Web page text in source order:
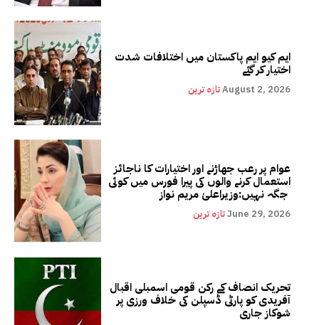
ایم کیو ایم پاکستان میں اختلافات شدت
اختیار کر گئے
تازہ ترینAugust 2, 2026
عوام پر رعب جھاڑنے اور اختیارات کا ناجائز
استعمال کرنے والوں کی پیرا فورس میں کوئی
تازہ ترینJune 29, 2026
تحریک انصاف کے رکن قومی اسمبلی اقبال
آفریدی کو پارٹی ڈسپلن کی خلاف ورزی پر
شوکاز جاری